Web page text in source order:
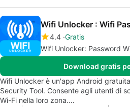
Wifi Unlocker : Wifi
4.4 Gratis
Wifi Unlocker: Password
Download gratis
Wifi Unlocker è un'app Android
Security Tool. Consente agli utenti di
Wi-Fi nella loro zona.…